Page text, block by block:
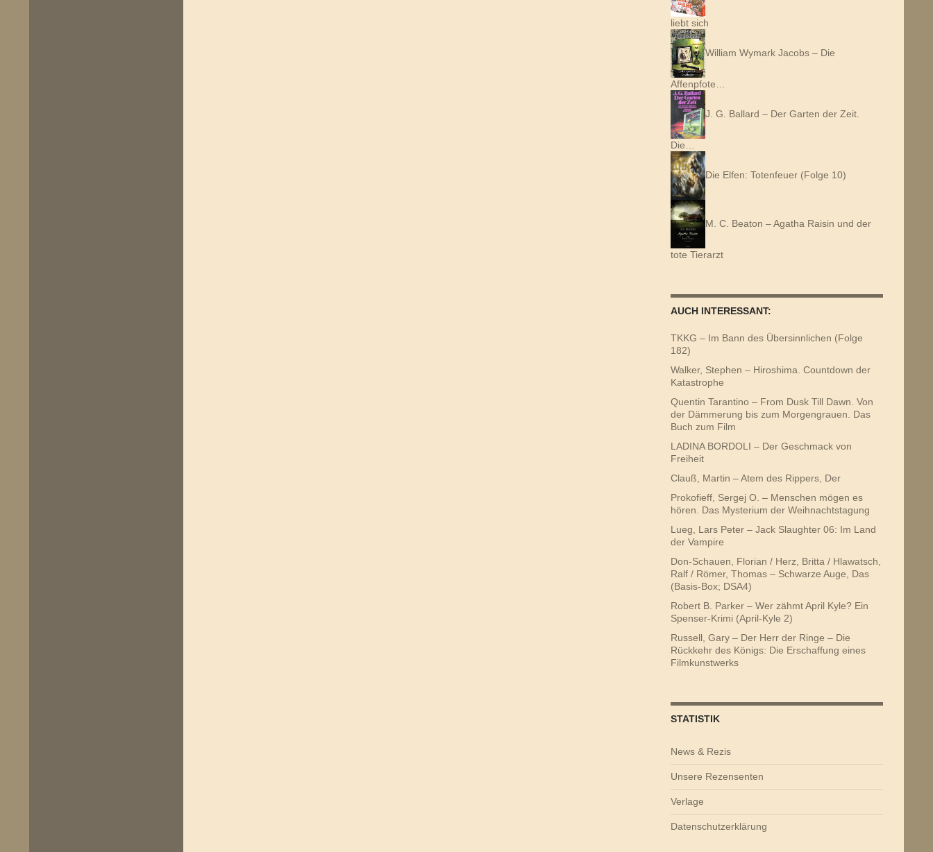
liebt sich
William Wymark Jacobs – Die
Affenpfote…
J. G. Ballard – Der Garten der Zeit.
Die…
Die Elfen: Totenfeuer (Folge 10)
M. C. Beaton – Agatha Raisin und der
tote Tierarzt
AUCH INTERESSANT:
TKKG – Im Bann des Übersinnlichen (Folge
182)
Walker, Stephen – Hiroshima. Countdown der
Katastrophe
Quentin Tarantino – From Dusk Till Dawn. Von
der Dämmerung bis zum Morgengrauen. Das
Buch zum Film
LADINA BORDOLI – Der Geschmack von
Freiheit
Clauß, Martin – Atem des Rippers, Der
Prokofieff, Sergej O. – Menschen mögen es
hören. Das Mysterium der Weihnachtstagung
Lueg, Lars Peter – Jack Slaughter 06: Im Land
der Vampire
Don-Schauen, Florian / Herz, Britta / Hlawatsch,
Ralf / Römer, Thomas – Schwarze Auge, Das
(Basis-Box; DSA4)
Robert B. Parker – Wer zähmt April Kyle? Ein
Spenser-Krimi (April-Kyle 2)
Russell, Gary – Der Herr der Ringe – Die
Rückkehr des Königs: Die Erschaffung eines
Filmkunstwerks
STATISTIK
News & Rezis
Unsere Rezensenten
Verlage
Datenschutzerklärung